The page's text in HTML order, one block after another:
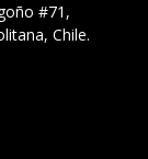
#71,
Chile.